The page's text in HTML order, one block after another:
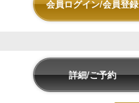
会員ログイン/会員登録
詳細/ご予約